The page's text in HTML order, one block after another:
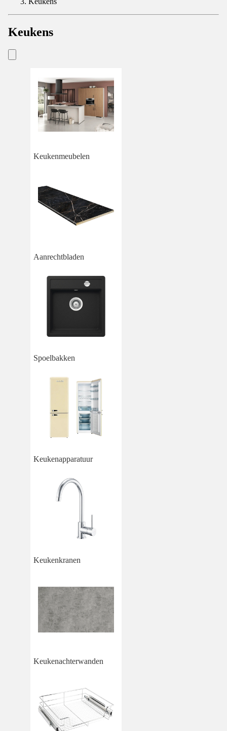
Keukens
Keukenmeubelen
Aanrechtbladen
Spoelbakken
Keukenapparatuur
Keukenkranen
Keukenachterwanden